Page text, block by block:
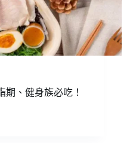
期、健身族必吃！